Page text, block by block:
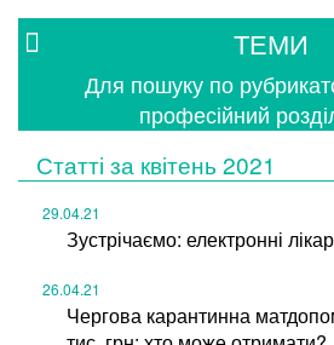
ТЕМИ
Для пошуку по
професійний
Статті за квітень 2021
29.04.21
Зустрічаємо: електронні
26.04.21
Чергова карантинна